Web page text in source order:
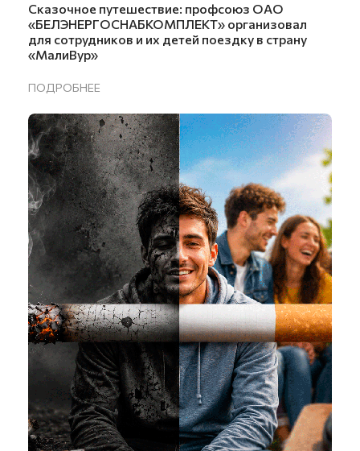
Сказочное путешествие: профсоюз ОАО
«БЕЛЭНЕРГОСНАБКОМПЛЕКТ» организовал
для сотрудников и их детей поездку в страну
«МалиВур»
ПОДРОБНЕЕ